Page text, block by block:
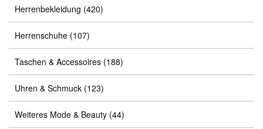
Herrenbekleidung (420)
Herrenschuhe (107)
Taschen & Accessoires (188)
Uhren & Schmuck (123)
Weiteres Mode & Beauty (44)